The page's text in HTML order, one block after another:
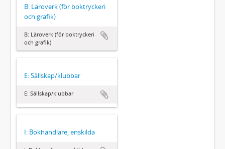
B: Läroverk (för boktryckeri
och grafik)
B: Läroverk (för boktryckeri
och grafik)
E: Sällskap/klubbar
E: Sällskap/klubbar
I: Bokhandlare, enskilda